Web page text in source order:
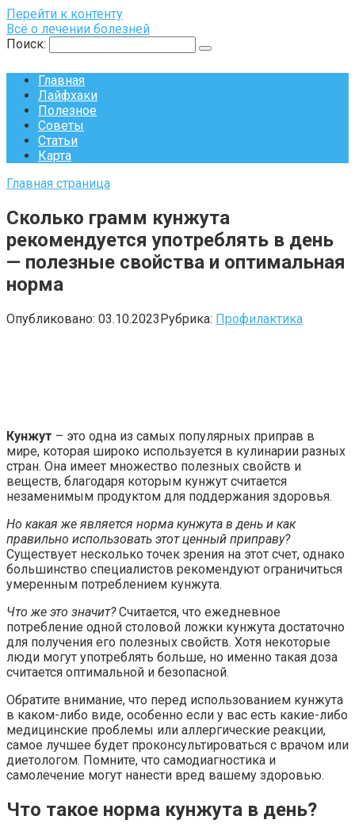
Перейти к контенту
Всё о лечении болезней
Поиск:
Главная
Лайфхаки
Полезное
Советы
Статьи
Карта
Главная страница
Сколько грамм кунжута
рекомендуется употреблять в день
— полезные свойства и оптимальная
норма
Опубликовано: 03.10.2023Рубрика: Профилактика
Кунжут – это одна из самых популярных приправ в
мире, которая широко используется в кулинарии разных
стран. Она имеет множество полезных свойств и
веществ, благодаря которым кунжут считается
незаменимым продуктом для поддержания здоровья.
Но какая же является норма кунжута в день и как
правильно использовать этот ценный приправу?
Существует несколько точек зрения на этот счет, однако
большинство специалистов рекомендуют ограничиться
умеренным потреблением кунжута.
Что же это значит?Считается, что ежедневное
потребление одной столовой ложки кунжута достаточно
для получения его полезных свойств. Хотя некоторые
люди могут употреблять больше, но именно такая доза
считается оптимальной и безопасной.
Обратите внимание, что перед использованием кунжута
в каком-либо виде, особенно если у вас есть какие-либо
медицинские проблемы или аллергические реакции,
самое лучшее будет проконсультироваться с врачом или
диетологом. Помните, что самодиагностика и
самолечение могут нанести вред вашему здоровью.
Что такое норма кунжута в день?